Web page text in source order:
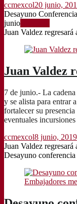
ccmexcol20 junio,
Desayuno
junio
Juan Valdez
Juan Valdez
7 de junio.- La
y se alista para entrar
fortalecer su
eventuales
ccmexcol8 junio, 2019
Juan Valdez
Desayuno